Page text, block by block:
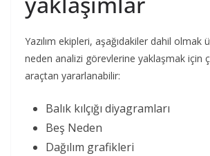
Yazılım ekipleri, aşağıdakiler dahil olmak
neden analizi görevlerine yaklaşmak için
araçtan yararlanabilir:
Balık kılçığı diyagramları
Beş Neden
Dağılım grafikleri